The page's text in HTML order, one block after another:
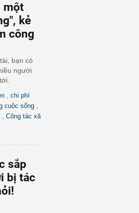
một
kẻ
công
bạn có
người
chi phí
cuộc sống
Công tác xã
sắp
bị tác